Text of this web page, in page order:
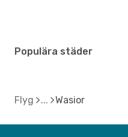
Populära städer
Flyg Wasior